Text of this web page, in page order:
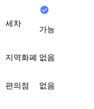
세차
가능
지역화폐 없음
편의점 없음